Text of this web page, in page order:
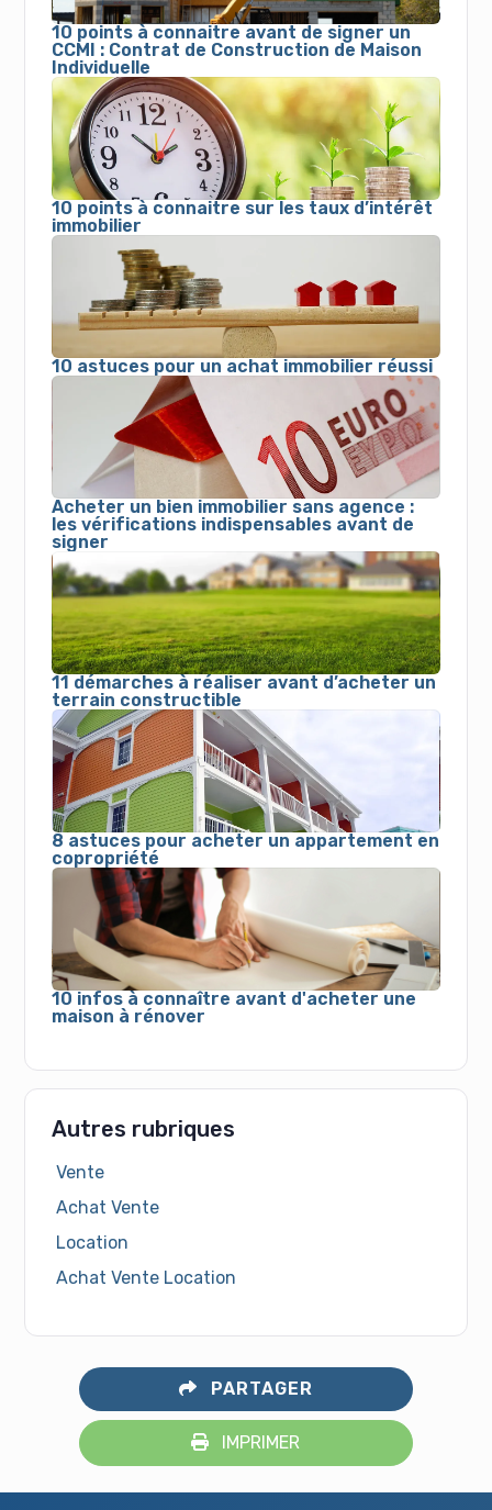
10 points à connaitre avant de signer un
CCMI : Contrat de Construction de Maison
Individuelle
10 points à connaitre sur les taux d’intérêt
immobilier
10 astuces pour un achat immobilier réussi
Acheter un bien immobilier sans agence :
les vérifications indispensables avant de
signer
11 démarches à réaliser avant d’acheter un
terrain constructible
8 astuces pour acheter un appartement en
copropriété
10 infos à connaître avant d'acheter une
maison à rénover
Autres rubriques
Vente
Achat Vente
Location
Achat Vente Location
PARTAGER
IMPRIMER